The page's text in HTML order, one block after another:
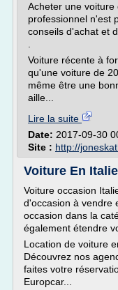
Acheter une
professionnel n'est
conseils d'achat et
Voiture récente à
qu'une voiture de
même être une
aille...
Lire la suite
Date: 2017-09-30
Site : http://
Voiture En
Voiture occasion
d'occasion à vendre
occasion dans la
également étendre
Location de voiture
Découvrez nos
faites votre
Europcar...